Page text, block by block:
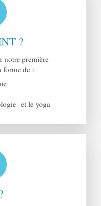
?
notre première
forme de :
et le yoga